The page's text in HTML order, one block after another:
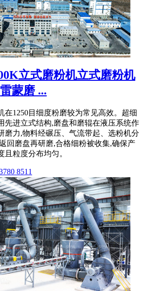
立式磨粉机立式磨粉机
蒙磨 ...
在1250目细度粉磨较为常见高效。超细
先进立式结构,磨盘和磨辊在液压系统作
磨力,物料经碾压、气流带起、选粉机分
回磨盘再研磨,合格细粉被收集,确保产
且粒度分布均匀。
8511